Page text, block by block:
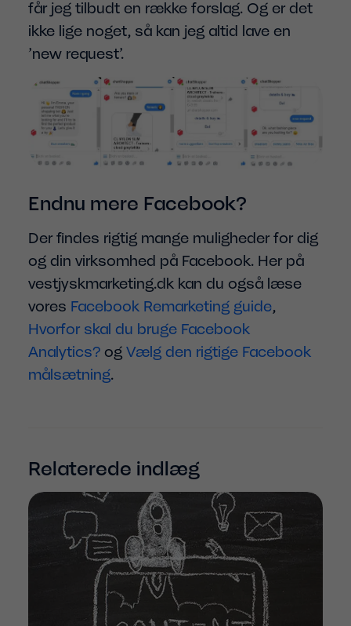
får jeg tilbudt en række forslag. Og er det
ikke lige noget, så kan jeg altid lave en
’new request’.
Endnu mere Facebook?
Der findes rigtig mange muligheder for dig
og din virksomhed på Facebook. Her på
vestjyskmarketing.dk kan du også læse
vores Facebook Remarketing guide,
Hvorfor skal du bruge Facebook
Analytics?og Vælg den rigtige Facebook
målsætning.
Relaterede indlæg